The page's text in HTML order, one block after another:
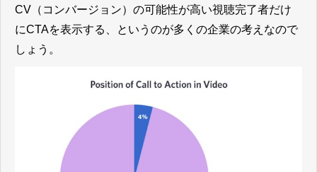
CV（コンバージョン）の可能性が高い視聴完了者だけ
にCTAを表示する、というのが多くの企業の考えなので
しょう。